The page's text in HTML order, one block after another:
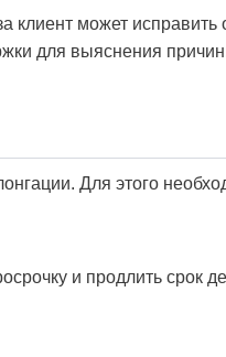
клиент может исправить
для выяснения
Для этого
и продлить срок